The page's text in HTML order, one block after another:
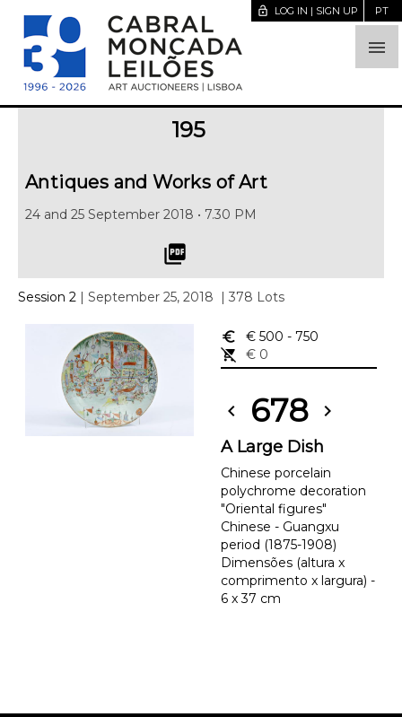

lock_open LOG IN | SIGN UP PT
195
Antiques and Works of Art
24 and 25 September 2018 • 7.30 PM
picture_as_pdf
Session 2 | September 25, 2018 | 378 Lots
euro_symbol € 500 - 750
remove_shopping_cart
€ 0
chevron_left 678 chevron_right
A Large Dish
Chinese porcelain
polychrome decoration
"Oriental figures"
Chinese - Guangxu
period (1875-1908)
Dimensões (altura x
comprimento x largura) -
6 x 37 cm